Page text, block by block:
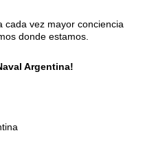
cada vez mayor conciencia
donde estamos.
Argentina!